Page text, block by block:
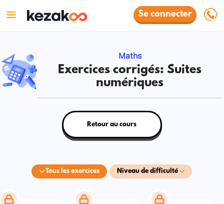
Se connecter
Maths
Exercices corrigés: Suites
numériques
Tous les exercices Niveau de difficulté
Retour au cours